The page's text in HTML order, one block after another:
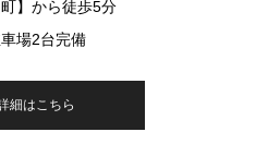
町】から徒歩5分
場2台完備
細はこちら